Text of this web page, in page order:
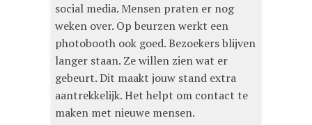
social media. Mensen praten er nog
weken over. Op beurzen werkt een
photobooth ook goed. Bezoekers blijven
langer staan. Ze willen zien wat er
gebeurt. Dit maakt jouw stand extra
aantrekkelijk. Het helpt om contact te
maken met nieuwe mensen.